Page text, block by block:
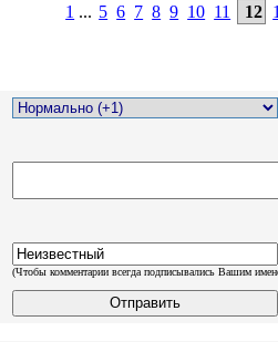
1 ... 5 6 7 8 9 10 11 12
(Чтобы комментарии всегда подписывались Вашим